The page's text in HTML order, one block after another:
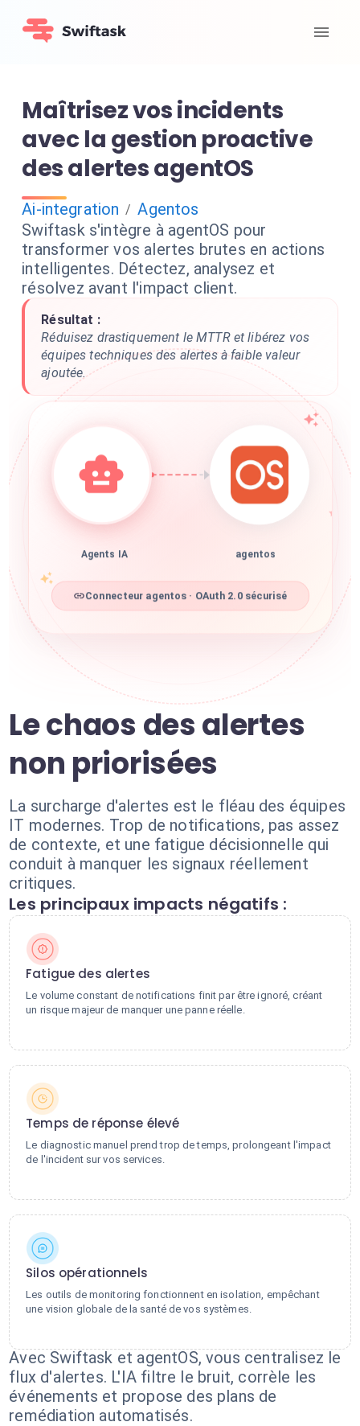
Maîtrisez vos incidents
avec la gestion proactive
des alertes agentOS
Ai-integration / Agentos
Swiftask s'intègre à agentOS pour
transformer vos alertes brutes en actions
intelligentes. Détectez, analysez et
résolvez avant l'impact client.
Résultat :
Réduisez drastiquement le MTTR et libérez vos
équipes techniques des alertes à faible valeur
ajoutée.
Agents IA agentos
Connecteur agentos · OAuth 2.0 sécurisé
Le chaos des alertes
non priorisées
La surcharge d'alertes est le fléau des équipes
IT modernes. Trop de notifications, pas assez
de contexte, et une fatigue décisionnelle qui
conduit à manquer les signaux réellement
critiques.
Les principaux impacts négatifs :
Fatigue des alertes
Le volume constant de notifications finit par être ignoré, créant
un risque majeur de manquer une panne réelle.
Temps de réponse élevé
Le diagnostic manuel prend trop de temps, prolongeant l'impact
de l'incident sur vos services.
Silos opérationnels
Les outils de monitoring fonctionnent en isolation, empêchant
une vision globale de la santé de vos systèmes.
Avec Swiftask et agentOS, vous centralisez le
flux d'alertes. L'IA filtre le bruit, corrèle les
événements et propose des plans de
remédiation automatisés.